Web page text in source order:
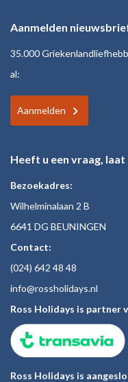
Aanmelden
35.000
al:
Aanmelden
Heeft u een vraag,
Bezoekadres:
Wilhelminalaan 2 B
6641 DG BEUNINGEN
Contact:
(024) 642 48 48
info@rossholidays.nl
Ross Holidays is partner
Ross Holidays is